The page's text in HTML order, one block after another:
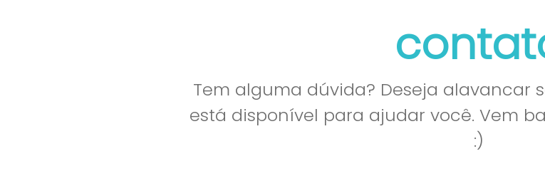
Tem alguma dúvida? Deseja alavancar
está disponível para ajudar você. Vem
:)